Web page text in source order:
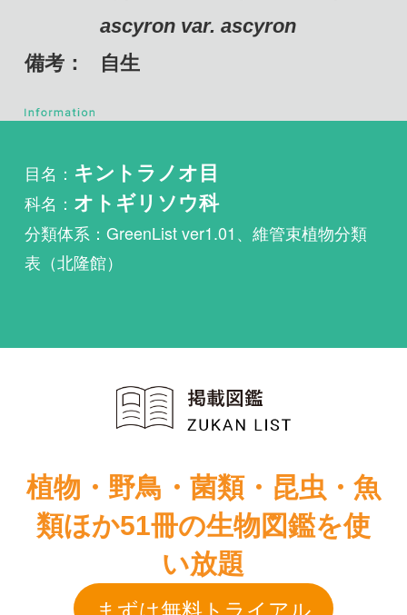
科名：オトギリソウ科
植物・野鳥・菌類・昆虫・魚
い放題
［改訂新版］図
説植物検索ハン
出版社：さきたま出
神奈川県植物誌
2018
出版社：神奈川県植
物誌調査会